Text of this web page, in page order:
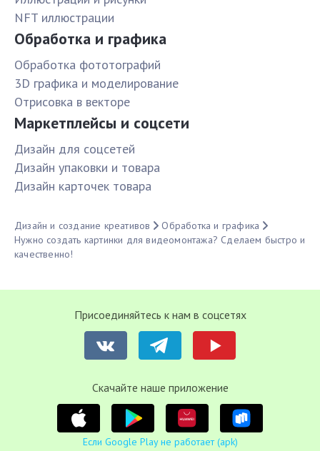
NFT иллюстрации
Обработка и графика
Обработка фототографий
3D графика и моделирование
Отрисовка в векторе
Маркетплейсы и соцсети
Дизайн для соцсетей
Дизайн упаковки и товара
Дизайн карточек товара
Дизайн и создание креативов
Обработка и графика
Нужно создать картинки для видеомонтажа? Сделаем быстро и
качественно!
Присоединяйтесь к нам в соцсетях
Cкачайте наше приложение
Если Google Play не работает (apk)